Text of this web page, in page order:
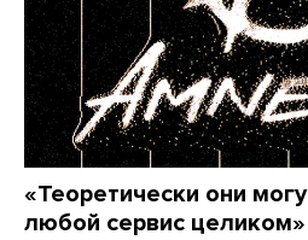
«Теоретически они
любой сервис целиком»